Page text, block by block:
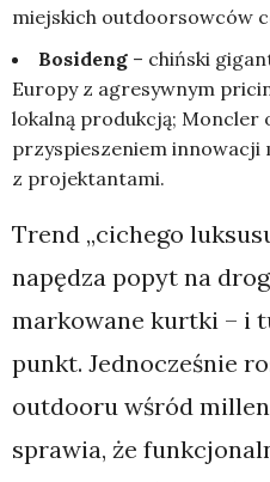
miejskich outdoorsowców
Bosideng – chiński
Europy z agresywnym
lokalną produkcją; Moncler
przyspieszeniem innowacji
z projektantami.
Trend „cichego
napędza popyt na
markowane kurtki – i
punkt. Jednocześnie
outdooru wśród
sprawia, że